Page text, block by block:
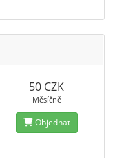
50 CZK
Měsíčně
Objednat